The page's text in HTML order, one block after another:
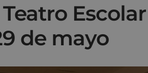
de mayo